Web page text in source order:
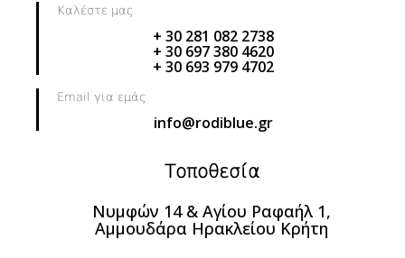
Καλέστε μας
+ 30 281 082 2738
+ 30 697 380 4620
+ 30 693 979 4702
Email για εμάς
info@rodiblue.gr
Τοποθεσία
Νυμφών 14 & Αγίου Ραφαήλ 1,
Αμμουδάρα Ηρακλείου Κρήτη